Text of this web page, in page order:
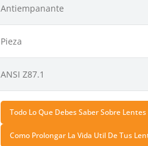
Antiempanante
Pieza
ANSI Z87.1
Todo Lo Que Debes Saber Sobre
Como Prolongar La Vida Util De Tus